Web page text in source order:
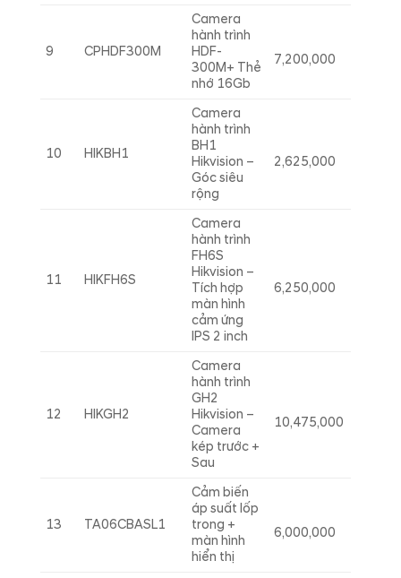
9 CPHDF300M
Camera
hành trình
HDF-
300M+ Thẻ
nhớ 16Gb
7,200,000
10 HIKBH1
Camera
hành trình
BH1
Hikvision –
Góc siêu
rộng
2,625,000
11 HIKFH6S
Camera
hành trình
FH6S
Hikvision –
Tích hợp
màn hình
cảm ứng
IPS 2 inch
6,250,000
12 HIKGH2
Camera
hành trình
GH2
Hikvision –
Camera
kép trước +
Sau
10,475,000
13 TA06CBASL1
Cảm biến
áp suất lốp
trong +
màn hình
hiển thị
6,000,000